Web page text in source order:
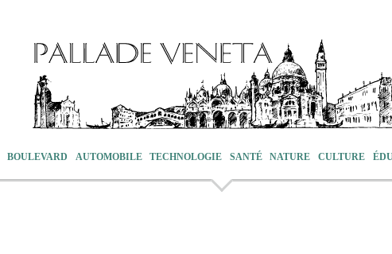
BOULEVARD AUTOMOBILE TECHNOLOGIE SANTÉ NATURE CULTURE